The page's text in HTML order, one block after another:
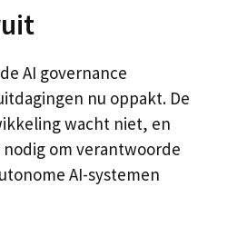
AI governance
nu oppakt. De
wacht niet, en
om verantwoorde
AI-systemen